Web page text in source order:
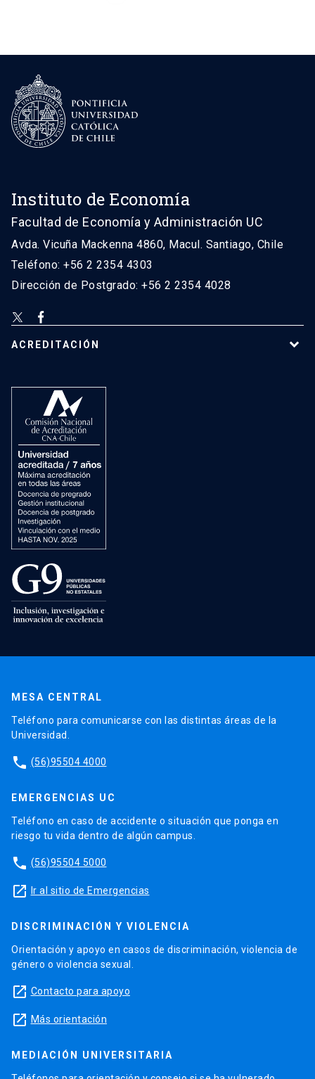
Instituto de Economía
Facultad de Economía y Administración UC
Avda. Vicuña Mackenna 4860, Macul. Santiago, Chile
Teléfono: +56 2 2354 4303
Dirección de Postgrado: +56 2 2354 4028
ACREDITACIÓN
MESA CENTRAL
Teléfono para comunicarse con las distintas áreas de la
Universidad.
phone (56)95504 4000
EMERGENCIAS UC
Teléfono en caso de accidente o situación que ponga en
riesgo tu vida dentro de algún campus.
phone (56)95504 5000
launch Ir al sitio de Emergencias
DISCRIMINACIÓN Y VIOLENCIA
Orientación y apoyo en casos de discriminación, violencia de
género o violencia sexual.
launch Contacto para apoyo
launch Más orientación
MEDIACIÓN UNIVERSITARIA